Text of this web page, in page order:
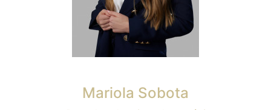
Mariola Sobota